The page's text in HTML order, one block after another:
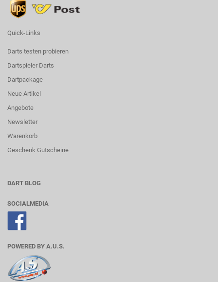
Quick-Links
Darts testen probieren
Dartspieler Darts
Dartpackage
Neue Artikel
Angebote
Newsletter
Warenkorb
Geschenk Gutscheine
DART BLOG
SOCIALMEDIA
POWERED BY A.U.S.